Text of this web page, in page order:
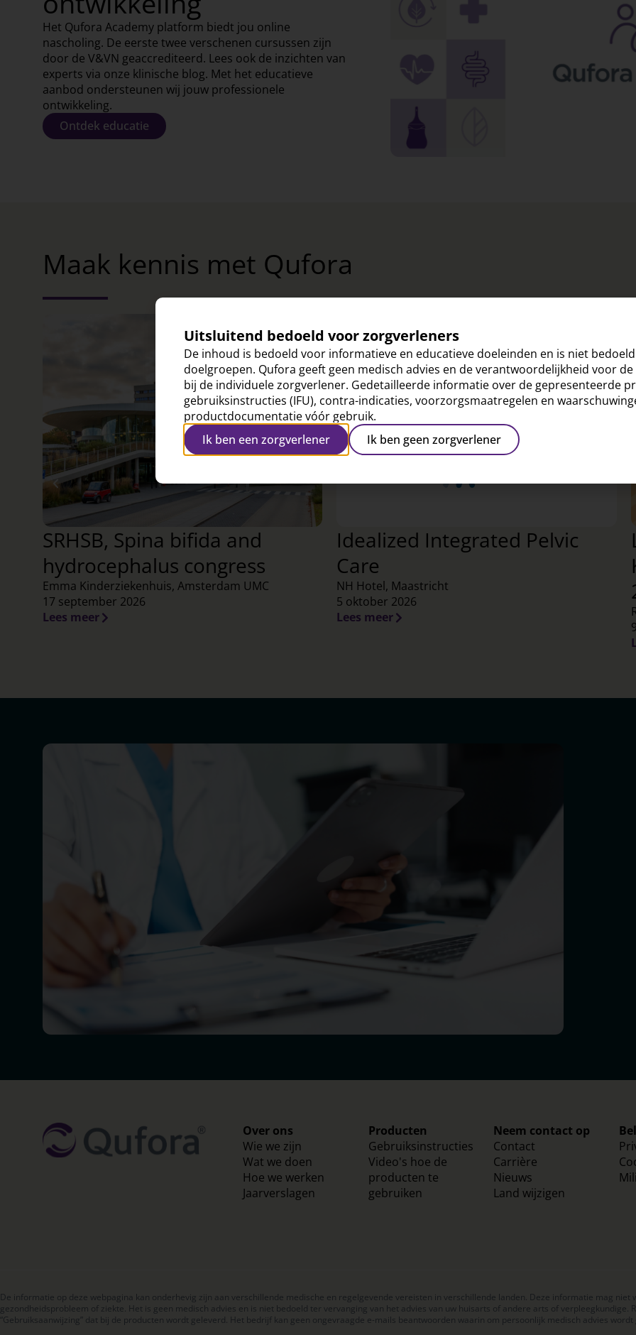
Het Qufora Academy platform biedt jou online
nascholing. De eerste twee verschenen cursussen zijn
door de V&VN geaccrediteerd. Lees ook de inzichten van
experts via onze klinische blog. Met het educatieve
aanbod ondersteunen wij jouw professionele
ontwikkeling.
Ontdek educatie
Maak kennis met Qufora
SRHSB, Spina bifida and
hydrocephalus congress
Emma Kinderziekenhuis, Amsterdam UMC
17 september 2026
Lees meer
Idealized Integrated Pelvic
Care
NH Hotel, Maastricht
5 oktober 2026
Lees meer
Over ons
Wie we zijn
Wat we doen
Hoe we werken
Jaarverslagen
Producten
Gebruiksinstructies
Video's hoe de
producten te
gebruiken
Neem contact op
Contact
Carrière
Nieuws
Land wijzigen
De informatie op deze webpagina kan onderhevig zijn aan verschillende medische en regelgevende vereisten in verschillende landen. Deze informatie mag
gezondheidsprobleem of ziekte. Het is geen medisch advies en is niet bedoeld ter vervanging van het advies van uw huisarts of andere arts of
“Gebruiksaanwijzing” dat bij de producten wordt geleverd. Het bedrijf kan geen ongevraagde e-mails beantwoorden waarin om persoonlijk medisch advies
Uitsluitend bedoeld voor zorgverleners
De inhoud is bedoeld voor informatieve en educatieve doeleinden en is niet
doelgroepen. Qufora geeft geen medisch advies en de verantwoordelijkheid voor
bij de individuele zorgverlener. Gedetailleerde informatie over de gepresenteerde
gebruiksinstructies (IFU), contra-indicaties, voorzorgsmaatregelen en
productdocumentatie vóór gebruik.
Ik ben een zorgverlener
Ik ben geen zorgverlener